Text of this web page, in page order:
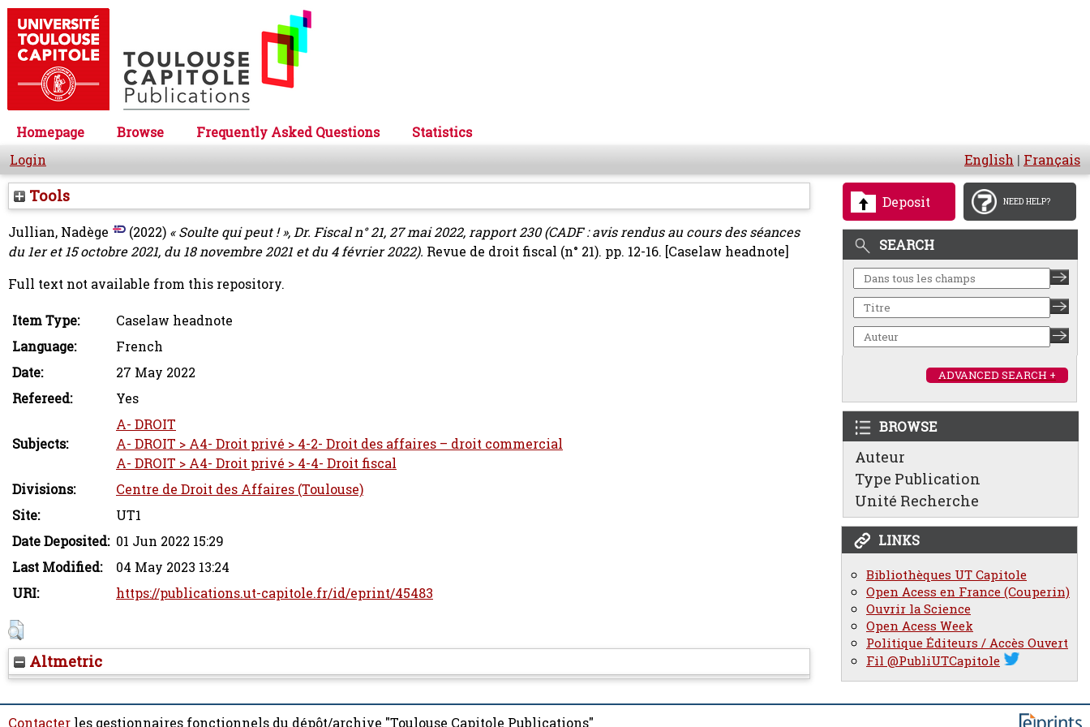
Homepage Browse Frequently Asked Questions
Statistics
Login
English | Français
Deposit NEED HELP?
SEARCH
ADVANCED SEARCH +
BROWSE
Auteur
Type Publication
Unité Recherche
LINKS
Bibliothèques UT Capitole
Open Acess en France (Couperin)
Ouvrir la Science
Open Acess Week
Politique Éditeurs / Accès Ouvert
Fil @PubliUTCapitole
Tools
Jullian, Nadège (2022) « Soulte qui peut ! », Dr. Fiscal n° 21, 27 mai 2022, rapport 230 (CADF : avis rendus au cours des séances
du 1er et 15 octobre 2021, du 18 novembre 2021 et du 4 février 2022). Revue de droit fiscal (n° 21). pp. 12-16. [Caselaw headnote]
Full text not available from this repository.
Item Type:
Caselaw headnote
Language:
French
Date:
27 May 2022
Refereed:
Yes
Subjects:
A- DROIT
A- DROIT > A4- Droit privé > 4-2- Droit des affaires – droit commercial
A- DROIT > A4- Droit privé > 4-4- Droit fiscal
Divisions:
Centre de Droit des Affaires (Toulouse)
Site:
UT1
Date Deposited: 01 Jun 2022 15:29
Last Modified:
04 May 2023 13:24
URI:
https://publications.ut-capitole.fr/id/eprint/45483
Altmetric
Contacter les gestionnaires fonctionnels du dépôt/archive "Toulouse Capitole Publications"